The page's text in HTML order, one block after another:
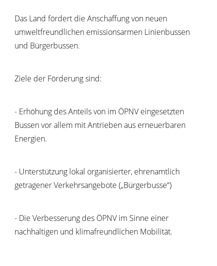
Das Land fördert die Anschaffungvon neuen
umweltfreundlichen emissionsarmen Linienbussen
und Bürgerbussen.
Ziele der Förderung sind:
- Erhöhung des Anteils von im ÖPNV eingesetzten
Bussen vor allem mit Antrieben aus erneuerbaren
Energien.
- Unterstützung lokal organisierter, ehrenamtlich
getragener Verkehrsangebote („Bürgerbusse“)
- Die Verbesserung des ÖPNV im Sinne einer
nachhaltigen und klimafreundlichen Mobilität.